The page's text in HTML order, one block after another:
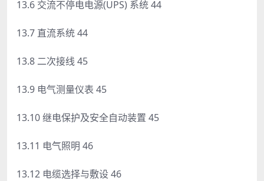
13.6 交流不停电电源(UPS) 系统 44
13.7 直流系统 44
13.8 二次接线 45
13.9 电气测量仪表 45
13.10 继电保护及安全自动装置 45
13.11 电气照明 46
13.12 电缆选择与敷设 46